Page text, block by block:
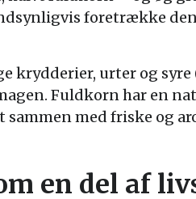
foretrække
krydderier, urter og
Fuldkorn har en
sammen med friske og
en del af